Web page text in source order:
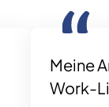
Meine
Work-